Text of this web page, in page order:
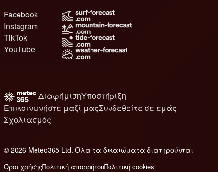
Facebook
Instagram
TikTok
YouTube
ΔιαφήμισηΥποστήριξη
Επικοινωνήστε μαζί μαςΣυνδεθείτε σε εμάς
Σχολιασμός
© 2026 Meteo365 Ltd. Όλα τα δικαιώματα διατηρούνται
Όροι χρήσηςΠολιτική απορρήτουΠολιτική cookies